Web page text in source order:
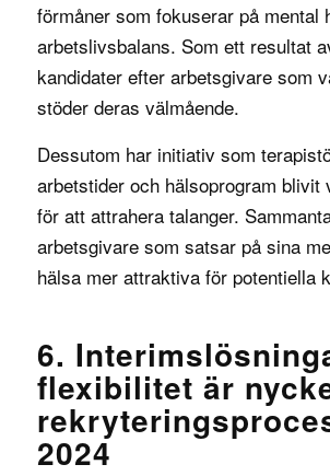
förmåner som fokuserar på mental
arbetslivsbalans. Som ett resultat
kandidater efter arbetsgivare som
stöder deras välmående.
Dessutom har initiativ som
arbetstider och hälsoprogram blivit
för att attrahera talanger.
arbetsgivare som satsar på sina
hälsa mer attraktiva för potentiella
6.
flexibilitet är
2024